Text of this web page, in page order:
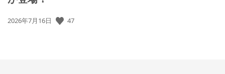
公
2026年7月16日 47